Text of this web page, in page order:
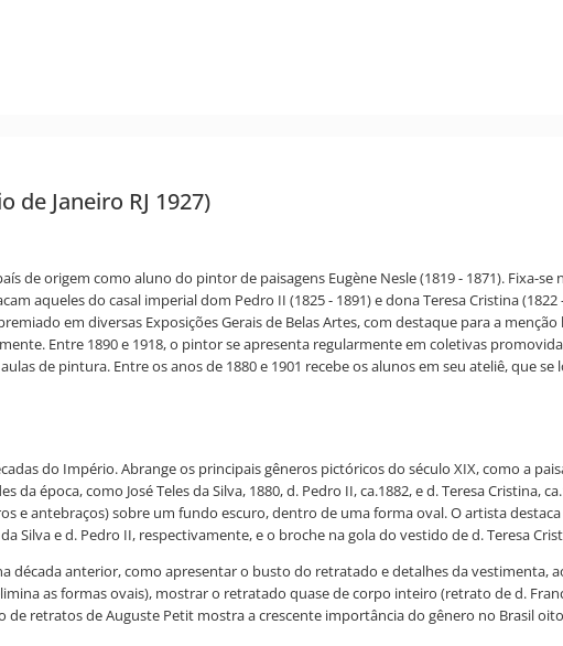
de Janeiro RJ 1927)
de origem como aluno do pintor de paisagens Eugène Nesle (1819 - 1871). Fixa-se
aqueles do casal imperial dom Pedro II (1825 - 1891) e dona Teresa Cristina
em diversas Exposições Gerais de Belas Artes, com destaque para a
Entre 1890 e 1918, o pintor se apresenta regularmente em coletivas
de pintura. Entre os anos de 1880 e 1901 recebe os alunos em seu ateliê, que
do Império. Abrange os principais gêneros pictóricos do século XIX, como a
época, como José Teles da Silva, 1880, d. Pedro II, ca.1882, e d. Teresa Cristina,
e antebraços) sobre um fundo escuro, dentro de uma forma oval. O artista
Silva e d. Pedro II, respectivamente, e o broche na gola do vestido de d. Teresa
década anterior, como apresentar o busto do retratado e detalhes da vestimenta,
as formas ovais), mostrar o retratado quase de corpo inteiro (retrato de d.
de retratos de Auguste Petit mostra a crescente importância do gênero no Brasil